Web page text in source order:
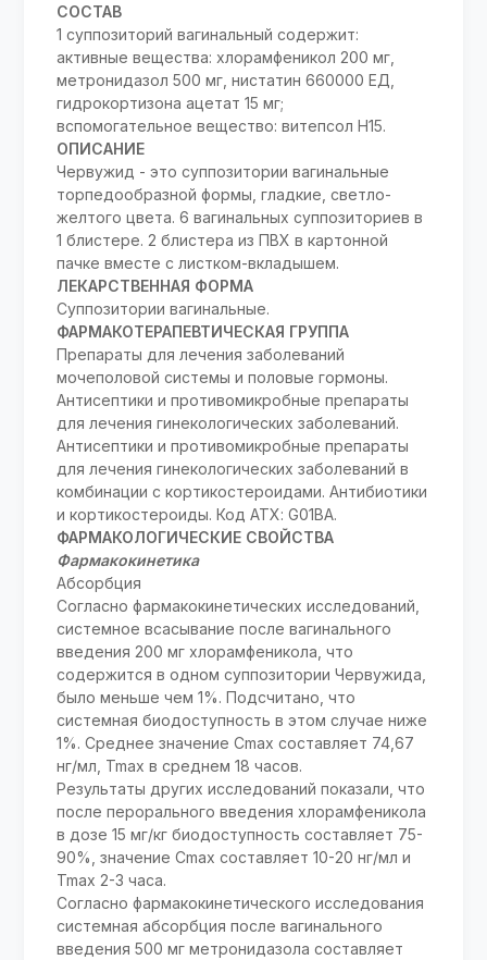
СОСТАВ
1 суппозиторий вагинальный содержит:
активные вещества: хлорамфеникол 200 мг,
метронидазол 500 мг, нистатин 660000 ЕД,
гидрокортизона ацетат 15 мг;
вспомогательное вещество: витепсол Н15.
ОПИСАНИЕ
Червужид - это суппозитории вагинальные
торпедообразной формы, гладкие, светло-
желтого цвета. 6 вагинальных суппозиториев в
1 блистере. 2 блистера из ПВХ в картонной
пачке вместе с листком-вкладышем.
ЛЕКАРСТВЕННАЯ ФОРМА
Суппозитории вагинальные.
ФАРМАКОТЕРАПЕВТИЧЕСКАЯ ГРУППА
Препараты для лечения заболеваний
мочеполовой системы и половые гормоны.
Антисептики и противомикробные препараты
для лечения гинекологических заболеваний.
Антисептики и противомикробные препараты
для лечения гинекологических заболеваний в
комбинации с кортикостероидами. Антибиотики
и кортикостероиды. Код АТХ: G01BА.
ФАРМАКОЛОГИЧЕСКИЕ СВОЙСТВА
Фармакокинетика
Абсорбция
Согласно фармакокинетических исследований,
системное всасывание после вагинального
введения 200 мг хлорамфеникола, что
содержится в одном суппозитории Червужида,
было меньше чем 1%. Подсчитано, что
системная биодоступность в этом случае ниже
1%. Среднее значение Cmax составляет 74,67
нг/мл, Tmax в среднем 18 часов.
Результаты других исследований показали, что
после перорального введения хлорамфеникола
в дозе 15 мг/кг биодоступность составляет 75-
90%, значение Cmax составляет 10-20 нг/мл и
Tmax 2-3 часа.
Согласно фармакокинетического исследования
системная абсорбция после вагинального
введения 500 мг метронидазола составляет